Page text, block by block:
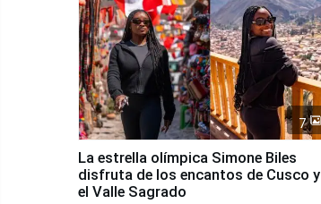
7
La estrella olímpica Simone Biles
disfruta de los encantos de Cusco y
el Valle Sagrado